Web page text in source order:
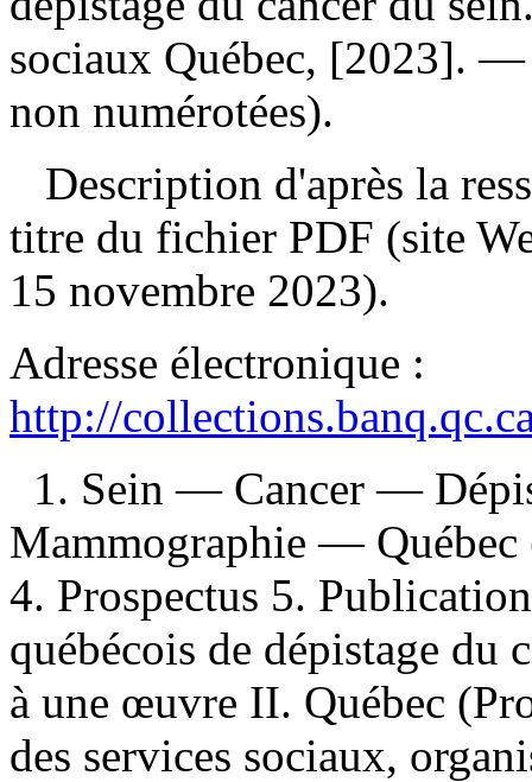
sociaux Québec, [2023]. —
non numérotées).
Description d'après la
titre du fichier PDF (site
15 novembre 2023).
Adresse électronique :
http://
1. Sein — Cancer —
Mammographie —
4. Prospectus 5.
québécois de dépistage du
à une œuvre II. Québec
des services sociaux,